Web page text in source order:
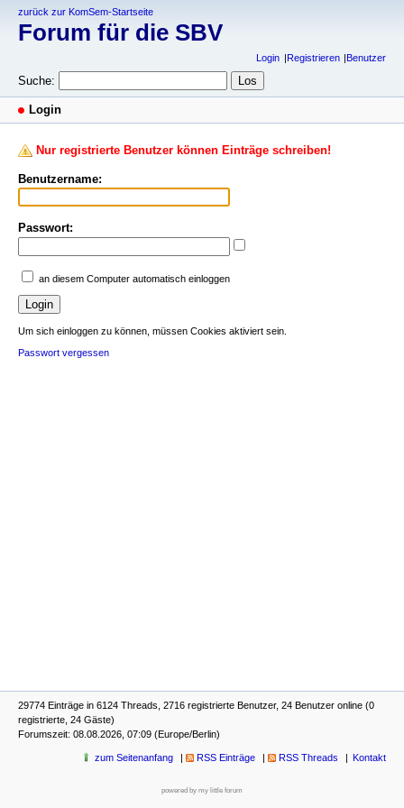
zurück zur KomSem-Startseite
Forum für die SBV
Login Registrieren Benutzer
Suche:
Login
Nur registrierte Benutzer können Einträge schreiben!
Benutzername:
Passwort:
an diesem Computer automatisch einloggen
Um sich einloggen zu können, müssen Cookies aktiviert sein.
Passwort vergessen
29774 Einträge in 6124 Threads, 2716 registrierte Benutzer, 24 Benutzer online (0
registrierte, 24 Gäste)
Forumszeit: 08.08.2026, 07:09 (Europe/Berlin)
zum Seitenanfang RSS Einträge RSS Threads Kontakt
powered by my little forum